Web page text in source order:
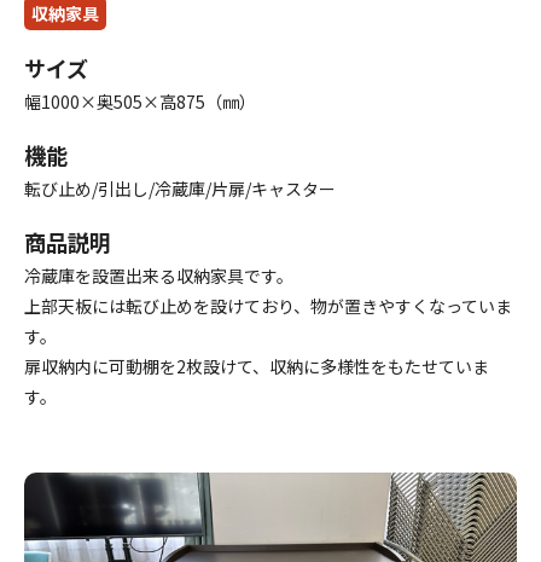
収納家具
サイズ
幅1000×奥505×高875（㎜）
機能
転び止め/引出し/冷蔵庫/片扉/キャスター
商品説明
冷蔵庫を設置出来る収納家具です。
上部天板には転び止めを設けており、物が置きやすくなっていま
す。
扉収納内に可動棚を2枚設けて、収納に多様性をもたせていま
す。